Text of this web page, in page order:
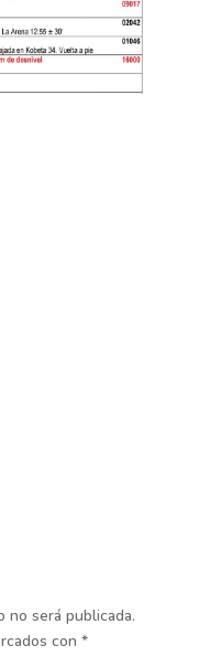
no será publicada.
con *